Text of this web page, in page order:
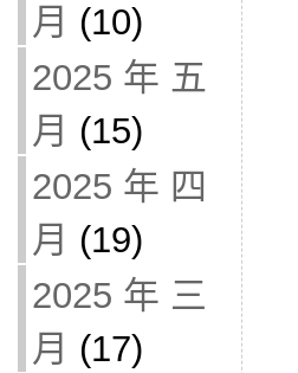
月 (10)
2025 年 五
月 (15)
2025 年 四
月 (19)
2025 年 三
月 (17)